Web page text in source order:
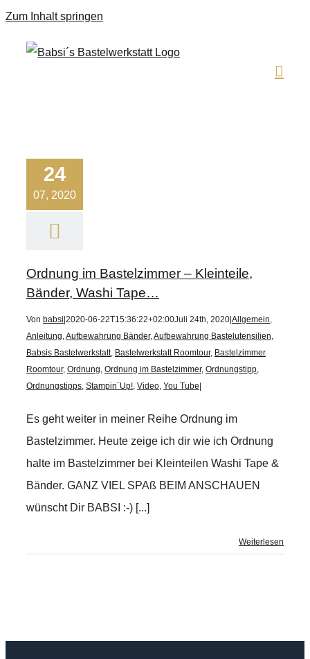
Zum Inhalt springen
24
07, 2020
Ordnung im Bastelzimmer – Kleinteile,
Bänder, Washi Tape…
Von babsi 2020-06-22T15:36:22+02:00Juli 24th, 2020 Allgemein,
Anleitung,Aufbewahrung Bänder,Aufbewahrung Bastelutensilien,
Babsis Bastelwerkstatt, Bastelwerkstatt Roomtour, Bastelzimmer
Roomtour, Ordnung, Ordnung im Bastelzimmer, Ordnungstipp,
Ordnungstipps, Stampin´Up!, Video, You Tube
Es geht weiter in meiner Reihe Ordnung im
Bastelzimmer. Heute zeige ich dir wie ich Ordnung
halte im Bastelzimmer bei Kleinteilen Washi Tape &
Bänder. GANZ VIEL SPAß BEIM ANSCHAUEN
wünscht Dir BABSI :-) [...]
Weiterlesen